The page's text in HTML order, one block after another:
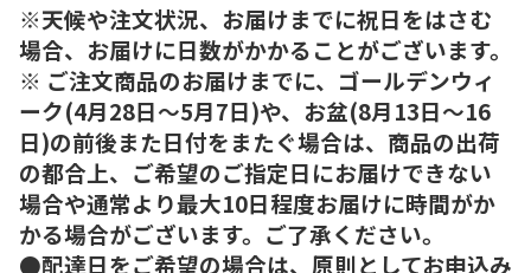
※天候や注文状況、お届けまでに祝日をはさむ
場合、お届けに日数がかかることがございます。
※ ご注文商品のお届けまでに、ゴールデンウィ
ーク(4月28日～5月7日)や、お盆(8月13日～16
日)の前後また日付をまたぐ場合は、商品の出荷
の都合上、ご希望のご指定日にお届けできない
場合や通常より最大10日程度お届けに時間がか
かる場合がございます。ご了承ください。
●配達日をご希望の場合は、原則としてお申込み